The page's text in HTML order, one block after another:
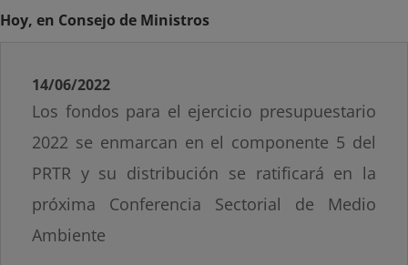
Hoy, en Consejo de Ministros
14/06/2022
Los fondos para el ejercicio presupuestario
2022 se enmarcan en el componente 5 del
PRTR y su distribución se ratificará en la
próxima Conferencia Sectorial de Medio
Ambiente